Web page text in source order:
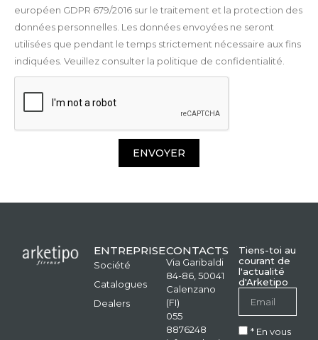
européen GDPR 679/2016 sur le traitement et la protection des
données personnelles. Les données envoyées ne seront
utilisées que pendant le temps strictement nécessaire aux fins
indiquées. Veuillez consulter la politique de confidentialité.
ENVOYER
ENTREPRISE
Société
Catalogues
Dealers
CONTACTS
Via Garibaldi
84-86, 50041
Calenzano
(FI)
055
8876248
Tiens-toi au
courant de
l'actualité
d'Arketipo
* En vous